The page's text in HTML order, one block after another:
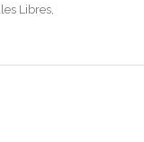
Libres,